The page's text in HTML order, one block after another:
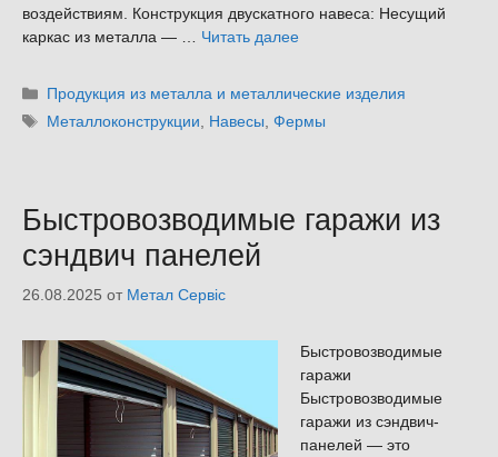
воздействиям. Конструкция двускатного навеса: Несущий
каркас из металла — … Читать далее
Рубрики
Продукция из металла и металлические изделия
Метки
Металлоконструкции Навесы ,Фермы
Быстровозводимые гаражи из
сэндвич панелей
26.08.2025 от Метал Сервіс
Быстровозводимые
гаражи
Быстровозводимые
гаражи из сэндвич-
панелей — это